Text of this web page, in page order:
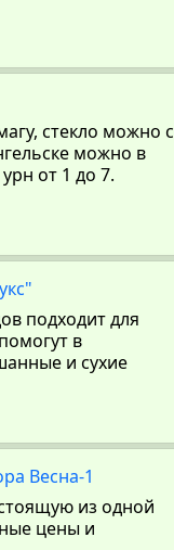
стекло можно с
можно в
от 1 до 7.
подходит для
в
и сухие
Весна-1
из одной
цены и